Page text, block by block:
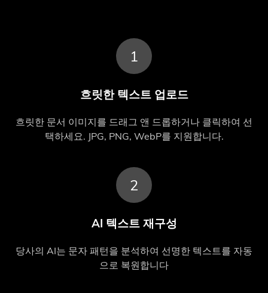
1
흐릿한 텍스트 업로드
흐릿한 문서 이미지를 드래그 앤 드롭하거나 클릭하여 선
택하세요. JPG, PNG, WebP를 지원합니다.
2
AI 텍스트 재구성
당사의 AI는 문자 패턴을 분석하여 선명한 텍스트를 자동
으로 복원합니다